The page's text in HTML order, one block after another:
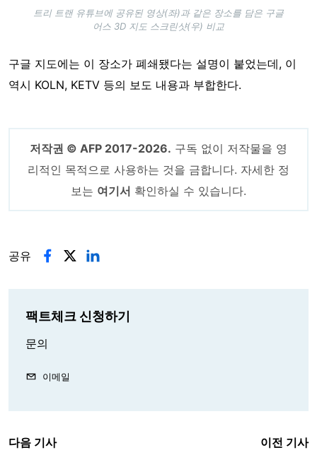
트리 트랜 유튜브에 공유된 영상(좌)과 같은 장소를 담은 구글
어스 3D 지도 스크린샷(우) 비교
구글 지도에는 이 장소가 폐쇄됐다는 설명이 붙었는데, 이
역시 KOLN, KETV 등의 보도 내용과 부합한다.
저작권 © AFP 2017-2026. 구독 없이 저작물을 영
리적인 목적으로 사용하는 것을 금합니다. 자세한 정
보는 여기서 확인하실 수 있습니다.
공유
팩트체크 신청하기
문의
이메일
다음 기사 이전 기사